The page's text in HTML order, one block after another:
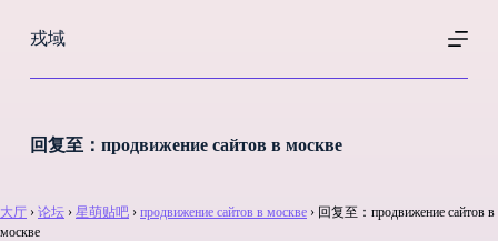
过
戎域
回复至：продвижение сайтов в москве
大厅 › 论坛 › 星萌贴吧 › продвижение сайтов в москве › 回复至：продвижение сайтов в
москве